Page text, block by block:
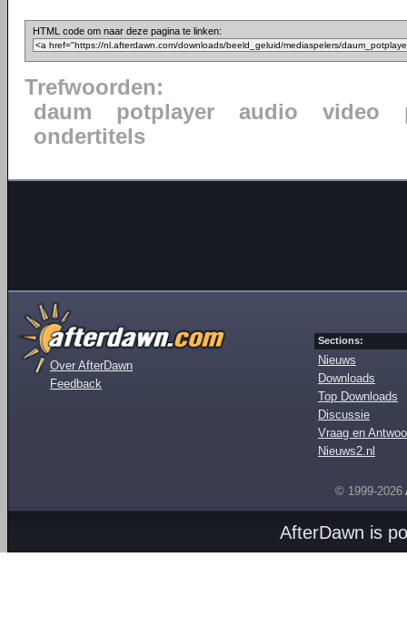
HTML code om naar deze pagina te linken:
Trefwoorden:
daum
potplayer audio video
ondertitels
Over AfterDawn
Feedback
Sections:
Nieuws
Downloads
Top Downloads
Discussie
Vraag en
Nieuws2.nl
© 1999-2026
AfterDawn is